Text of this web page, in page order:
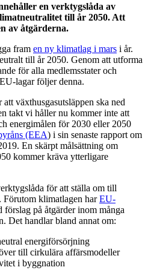
en verktygslåda av
till år 2050. Att
av åtgärderna.
fram en ny klimatlag i mars i år.
till år 2050. Genom att utforma
för alla medlemsstater och
lagar följer denna.
växthusgasutsläppen ska ned
takt vi håller nu kommer inte att
energimålen för 2030 eller 2050
(EEA) i sin senaste rapport om
En skärpt målsättning om
kommer kräva ytterligare
för att ställa om till
Förutom klimatlagen harEU-
förslag på åtgärder inom många
Det handlar bland annat om:
energiförsörjning
till cirkulära affärsmodeller
i byggnation